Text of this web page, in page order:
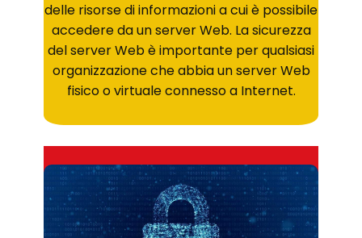
delle risorse di informazioni a cui è possibile
accedere da un server Web. La sicurezza
del server Web è importante per qualsiasi
organizzazione che abbia un server Web
fisico o virtuale connesso a Internet.